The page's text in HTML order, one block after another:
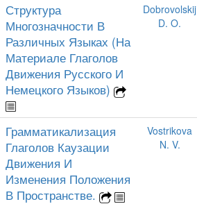
Структура
Многозначности В
Различных Языках (На
Материале Глаголов
Движения Русского И
Немецкого Языков)
Dobrovolskij
D. O.
Грамматикализация
Глаголов Каузации
Движения И
Изменения Положения
В Пространстве.
Vostrikova
N. V.